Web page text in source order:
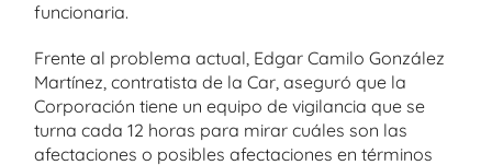
funcionaria.
Frente al problema actual, Edgar Camilo González
Martínez, contratista de la Car, aseguró que la
Corporación tiene un equipo de vigilancia que se
turna cada 12 horas para mirar cuáles son las
afectaciones o posibles afectaciones en términos